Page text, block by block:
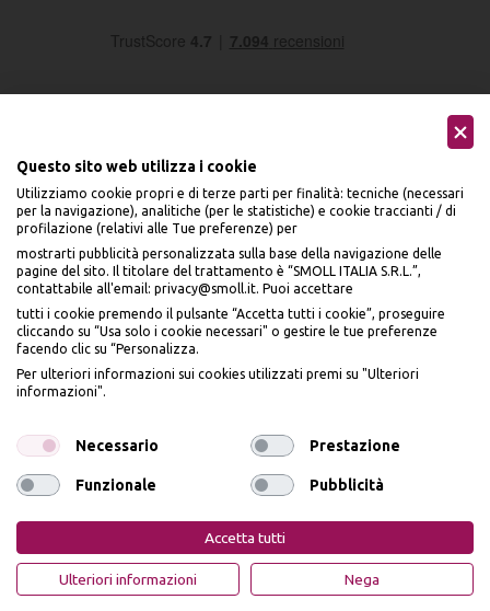
Accettiamo
Seguici sui social
PiùMe è un marchio di PiùMe s.r.l. con sede legale in via
Aurelio Lampredi, n. 81 - 57121 Livorno (LI) - P.IVA
01952440491 - piumesrl@legalmail.it
Privacy Policy Cookie Policy
Questo sito web utilizza i cookie
Utilizziamo cookie propri e di terze parti per finalità: tecniche (necessari
per la navigazione), analitiche (per le statistiche) e cookie traccianti / di
profilazione (relativi alle Tue preferenze) per
mostrarti pubblicità personalizzata sulla base della navigazione delle
pagine del sito. Il titolare del trattamento è “SMOLL ITALIA S.R.L.”,
contattabile all'email: privacy@smoll.it. Puoi accettare
tutti i cookie premendo il pulsante “Accetta tutti i cookie”, proseguire
cliccando su “Usa solo i cookie necessari" o gestire le tue preferenze
facendo clic su “Personalizza.
Per ulteriori informazioni sui cookies utilizzati premi su "Ulteriori
informazioni".
Necessario Prestazione
Funzionale Pubblicità
Accetta tutti
Ulteriori informazioni Nega
BENVENUTO DA
PIÙME
IL10% DI SCONTO
dell’art. 13 del Reg UE 2016/679 e presto il mio consenso a ricevere email
promozionali. In qualsiasi momento è possibile revocare il consenso
OTTIENI IL 10% DI SCONTO